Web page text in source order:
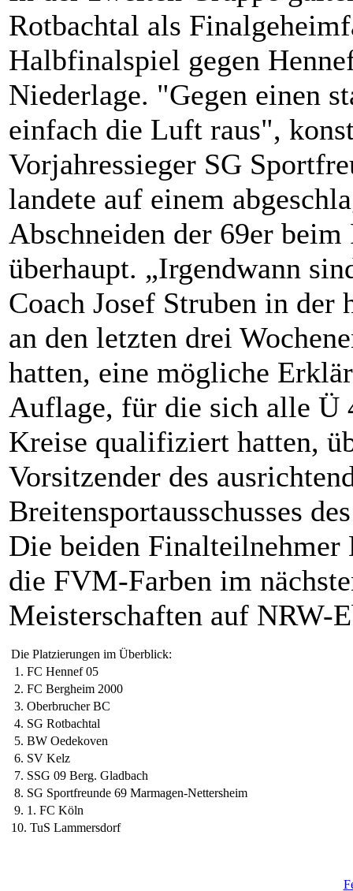
Rotbachtal als
Halbfinalspiel gegen
Niederlage. "Gegen einen
einfach die Luft raus",
Vorjahressieger SG
landete auf einem
Abschneiden der 69er
überhaupt. „Irgendwann
Coach Josef Struben in
an den letzten drei
hatten, eine mögliche
Auflage, für die sich alle Ü
Kreise qualifiziert hatten,
Vorsitzender des
Breitensportausschusses
Die beiden Finalteilnehmer
die FVM-Farben im
Meisterschaften auf NRW-
Die Platzierungen im Überblick:
1. FC Hennef 05
2. FC Bergheim 2000
3. Oberbrucher BC
4. SG Rotbachtal
5. BW Oedekoven
6. SV Kelz
7. SSG 09 Berg. Gladbach
8. SG Sportfreunde 69 Marmagen-Nettersheim
9. 1. FC Köln
10. TuS Lammersdorf